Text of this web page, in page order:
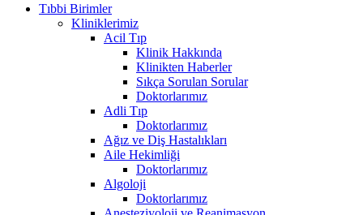
Tıbbi Birimler
Kliniklerimiz
Acil Tıp
Klinik Hakkında
Klinikten Haberler
Sıkça Sorulan Sorular
Doktorlarımız
Adli Tıp
Doktorlarımız
Ağız ve Diş Hastalıkları
Aile Hekimliği
Doktorlarımız
Algoloji
Doktorlarımız